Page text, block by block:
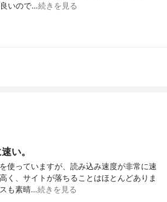
いので…続きを見る
い。
使っていますが、読み込み速度が非常に速
く、サイトが落ちることはほとんどありま
も素晴…続きを見る